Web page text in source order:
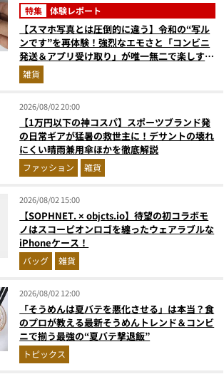
特集 体験レポート
【スマホ写真とは圧倒的に違う】令和の“写ル
ンです”を再体験！強烈なエモさと「コンビニ
発送＆アプリ受け取り」が唯一無二で楽しすぎ
た雑貨
2026/08/02 20:00
【1万円以下の神コスパ】スポーツブランド発
の日常ギアが猛暑の救世主に！デサントの壊れ
にくい晴雨兼用傘ほかを徹底解説
ファッション 雑貨
2026/08/02 15:00
【SOPHNET. × objcts.io】待望の初コラボモ
ノはスコーピオンロゴを纏ったウェアラブルな
iPhoneケース！
バッグ 雑貨
2026/08/02 12:00
「そうめんは夏バテを悪化させる」は本当？食
のプロが教える最新そうめんトレンド＆コンビ
ニで揃う最強の“夏バテ撃退飯”
トピックス